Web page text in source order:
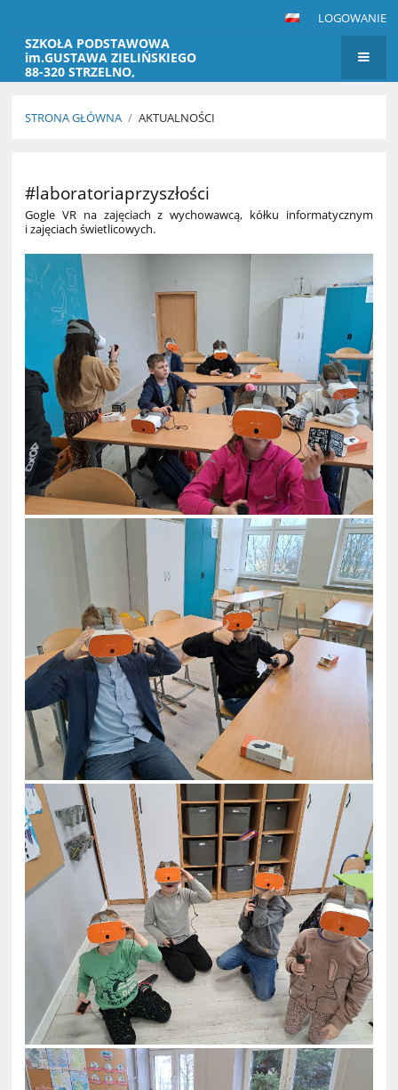
LOGOWANIE
SZKOŁA PODSTAWOWA
im.GUSTAWA ZIELIŃSKIEGO
88-320 STRZELNO,
MARKOWICE 28
STRONA GŁÓWNA / AKTUALNOŚCI
#laboratoriaprzyszłości
Gogle VR na zajęciach z wychowawcą, kółku informatycznym
i zajęciach świetlicowych.